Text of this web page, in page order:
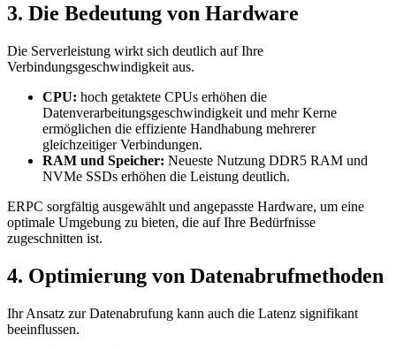
3. Die Bedeutung von Hardware
Die Serverleistung wirkt sich deutlich auf Ihre
Verbindungsgeschwindigkeit aus.
CPU: hoch getaktete CPUs erhöhen die
Datenverarbeitungsgeschwindigkeit und mehr Kerne
ermöglichen die effiziente Handhabung mehrerer
gleichzeitiger Verbindungen.
RAM und Speicher: Neueste Nutzung DDR5 RAM und
NVMe SSDs erhöhen die Leistung deutlich.
ERPC sorgfältig ausgewählt und angepasste Hardware, um eine
optimale Umgebung zu bieten, die auf Ihre Bedürfnisse
zugeschnitten ist.
4. Optimierung von Datenabrufmethoden
Ihr Ansatz zur Datenabrufung kann auch die Latenz signifikant
beeinflussen.